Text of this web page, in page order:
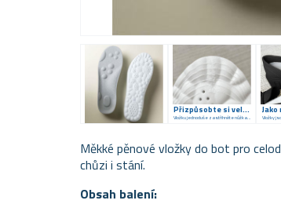
Přizpůsobte si velikost
Vložku jednoduše zastřihněte nůžkami
Jako
Měkké pěnové vložky do bot pro
chůzi i stání.
Obsah balení: